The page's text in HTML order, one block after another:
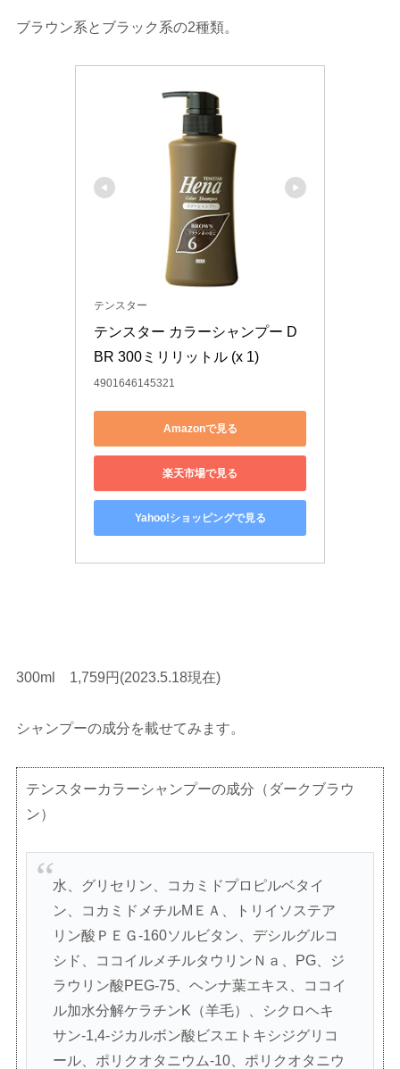
ブラウン系とブラック系の2種類。
テンスター
テンスター カラーシャンプー D
BR 300ミリリットル (x 1)
4901646145321
Amazonで見る
楽天市場で見る
Yahoo!ショッピングで見る
300ml 1,759円(2023.5.18現在)
シャンプーの成分を載せてみます。
テンスターカラーシャンプーの成分（ダークブラウ
ン）
水、グリセリン、コカミドプロピルベタイ
ン、コカミドメチルMＥＡ、トリイソステア
リン酸ＰＥＧ-160ソルビタン、デシルグルコ
シド、ココイルメチルタウリンＮａ、PG、ジ
ラウリン酸PEG-75、ヘンナ葉エキス、ココイ
ル加水分解ケラチンK（羊毛）、シクロヘキ
サン-1,4-ジカルボン酸ビスエトキシジグリコ
ール、ポリクオタニウム-10、ポリクオタニウ